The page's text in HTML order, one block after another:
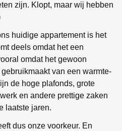
zijn. Klopt, maar wij hebben
huidige appartement is het
deels omdat het een
omdat het gewoon
van een warmte-
de hoge plafonds, grote
en andere prettige zaken
laatste jaren.
dus onze voorkeur. En